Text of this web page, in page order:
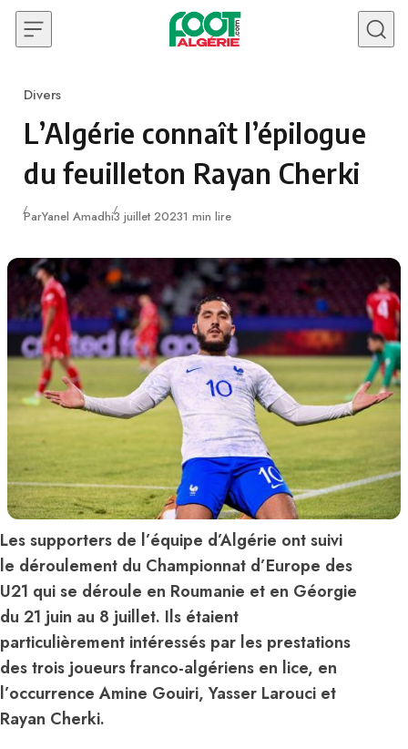
Skip to content
Category
Divers
L’Algérie connaît l’épilogue
du feuilleton Rayan Cherki
ParYanel AmadhiPublié
3 juillet 20231 min lire
Les supporters de l’équipe d’Algérie ont suivi
le déroulement du Championnat d’Europe des
U21 qui se déroule en Roumanie et en Géorgie
du 21 juin au 8 juillet. Ils étaient
particulièrement intéressés par les prestations
des trois joueurs franco-algériens en lice, en
l’occurrence Amine Gouiri, Yasser Larouci et
Rayan Cherki.